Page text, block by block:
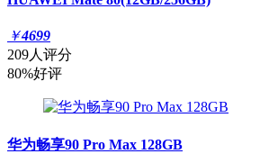
￥4699
209人评分
80%好评
华为畅享90 Pro Max 128GB